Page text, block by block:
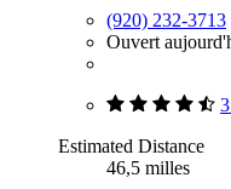
(920) 232-3713
Ouvert
Estimated Distance
46,5 milles